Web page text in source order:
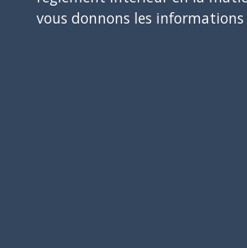
vous donnons les